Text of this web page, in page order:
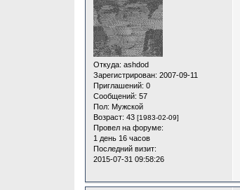
Откуда: ashdod
Зарегистрирован: 2007-09-11
Приглашений: 0
Сообщений: 57
Пол: Мужской
Возраст: 43 [1983-02-09]
Провел на форуме:
1 день 16 часов
Последний визит:
2015-07-31 09:58:26